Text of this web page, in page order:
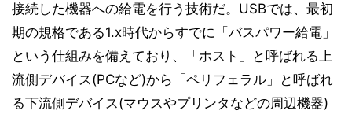
接続した機器への給電を行う技術だ。USBでは、最初
期の規格である1.x時代からすでに「バスパワー給電」
という仕組みを備えており、「ホスト」と呼ばれる上
流側デバイス(PCなど)から「ペリフェラル」と呼ばれ
る下流側デバイス(マウスやプリンタなどの周辺機器)